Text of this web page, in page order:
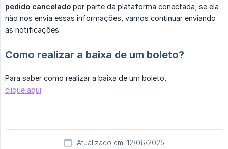
pedido cancelado por parte da plataforma conectada; se ela
não nos envia essas informações, vamos continuar enviando
as notificações.
Como realizar a baixa de um boleto?
Para saber como realizar a baixa de um boleto,
clique aqui
Atualizado em: 12/06/2025